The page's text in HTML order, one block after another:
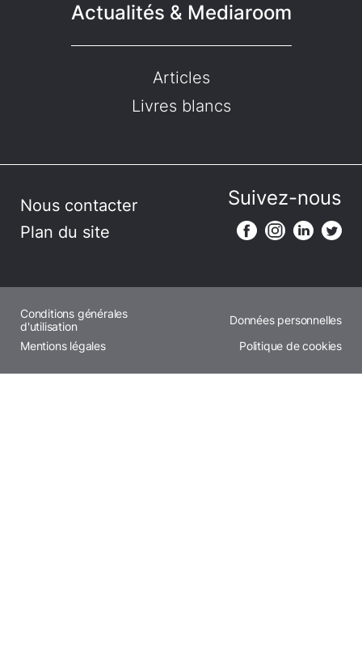
Actualités & Mediaroom
Articles
Livres blancs
Nous contacter
Plan du site
Suivez-nous
Conditions générales
d'utilisation
Données personnelles
Mentions légales
Politique de cookies